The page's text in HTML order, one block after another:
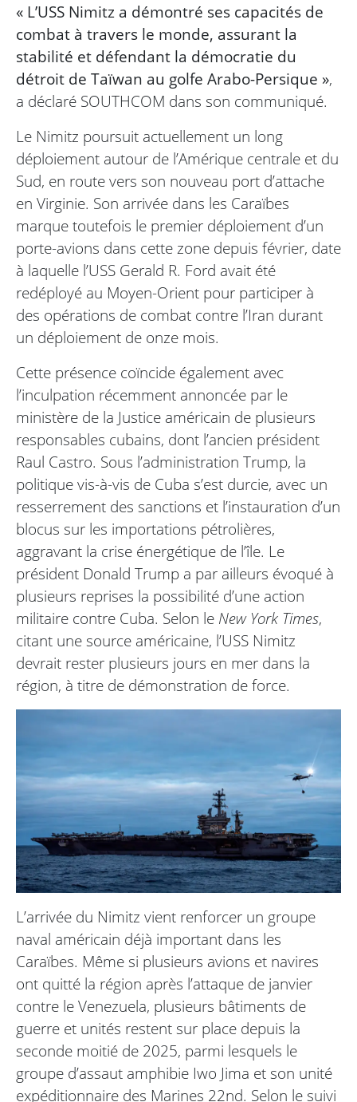
« L’USS Nimitz a démontré ses capacités de
combat à travers le monde, assurant la
stabilité et défendant la démocratie du
détroit de Taïwan au golfe Arabo-Persique »,
a déclaré SOUTHCOM dans son communiqué.
Le Nimitz poursuit actuellement un long
déploiement autour de l’Amérique centrale et du
Sud, en route vers son nouveau port d’attache
en Virginie. Son arrivée dans les Caraïbes
marque toutefois le premier déploiement d’un
porte-avions dans cette zone depuis février, date
à laquelle l’USS Gerald R. Ford avait été
redéployé au Moyen-Orient pour participer à
des opérations de combat contre l’Iran durant
un déploiement de onze mois.
Cette présence coïncide également avec
l’inculpation récemment annoncée par le
ministère de la Justice américain de plusieurs
responsables cubains, dont l’ancien président
Raul Castro. Sous l’administration Trump, la
politique vis-à-vis de Cuba s’est durcie, avec un
resserrement des sanctions et l’instauration d’un
blocus sur les importations pétrolières,
aggravant la crise énergétique de l’île. Le
président Donald Trump a par ailleurs évoqué à
plusieurs reprises la possibilité d’une action
militaire contre Cuba. Selon le New York Times,
citant une source américaine, l’USS Nimitz
devrait rester plusieurs jours en mer dans la
région, à titre de démonstration de force.
L’arrivée du Nimitz vient renforcer un groupe
naval américain déjà important dans les
Caraïbes. Même si plusieurs avions et navires
ont quitté la région après l’attaque de janvier
contre le Venezuela, plusieurs bâtiments de
guerre et unités restent sur place depuis la
seconde moitié de 2025, parmi lesquels le
groupe d’assaut amphibie Iwo Jima et son unité
expéditionnaire des Marines 22nd. Selon le suivi